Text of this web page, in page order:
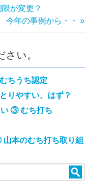
が変更？
年の事例から・・ »
い。
ちうち認定
りやすい、はず？
③ むち打ち
本のむち打ち取り組